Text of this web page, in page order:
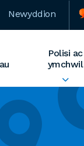
Newyddion
Polisi ac
ymchwil